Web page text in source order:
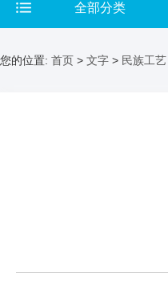
全部分类
您的位置: 首页 > 文字 > 民族工艺